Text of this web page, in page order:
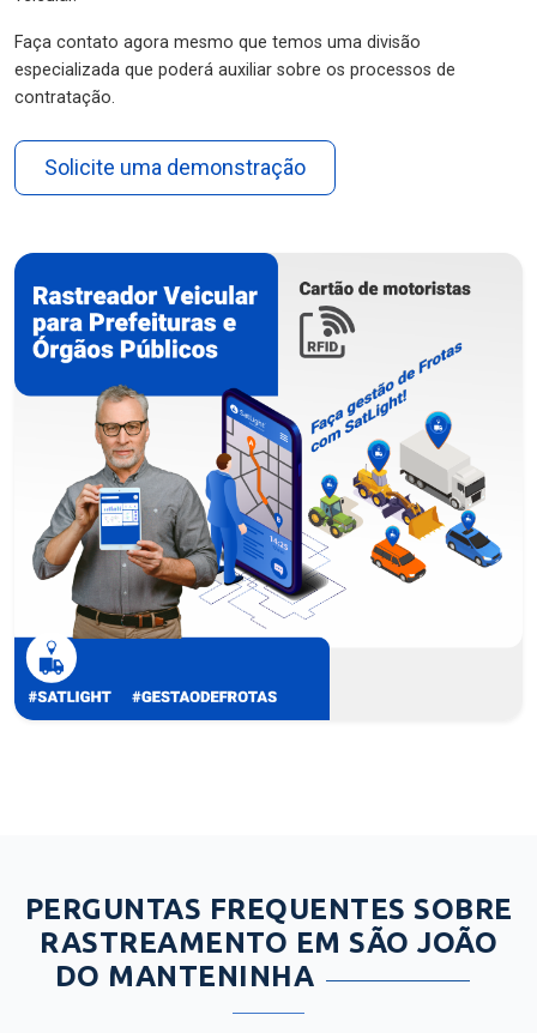
Faça contato agora mesmo que temos uma divisão
especializada que poderá auxiliar sobre os processos de
contratação.
Solicite uma demonstração
PERGUNTAS FREQUENTES SOBRE
RASTREAMENTO EM SÃO JOÃO
DO MANTENINHA